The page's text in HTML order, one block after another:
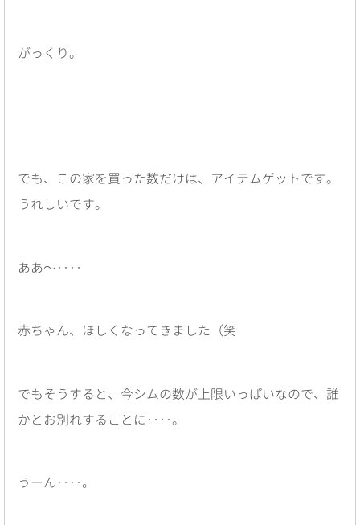
がっくり。
でも、この家を買った数だけは、アイテムゲットです。
うれしいです。
ああ〜‥‥
赤ちゃん、ほしくなってきました（笑
でもそうすると、今シムの数が上限いっぱいなので、誰
かとお別れすることに‥‥。
うーん‥‥。